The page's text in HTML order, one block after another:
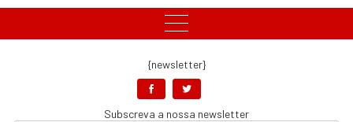
{newsletter}
Subscreva a nossa newsletter